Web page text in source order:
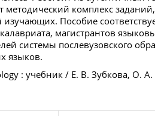
комплекс
изучающих. Пособие
магистрантов
системы послевузовского
языков.
: учебник / Е. В. Зубкова, О.